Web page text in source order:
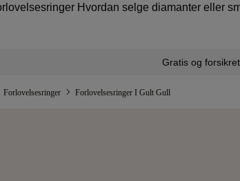
Hvordan selge diamanter eller
Gratis og
Forlovelsesringer Forlovelsesringer I Gult Gull